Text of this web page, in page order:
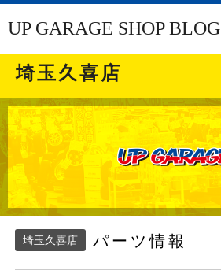
UP GARAGE SHOP BLOG
埼玉久喜店
埼玉久喜店 パーツ情報